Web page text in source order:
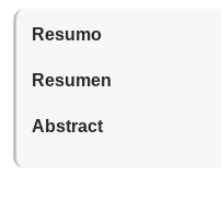
Resumo
Resumen
Abstract